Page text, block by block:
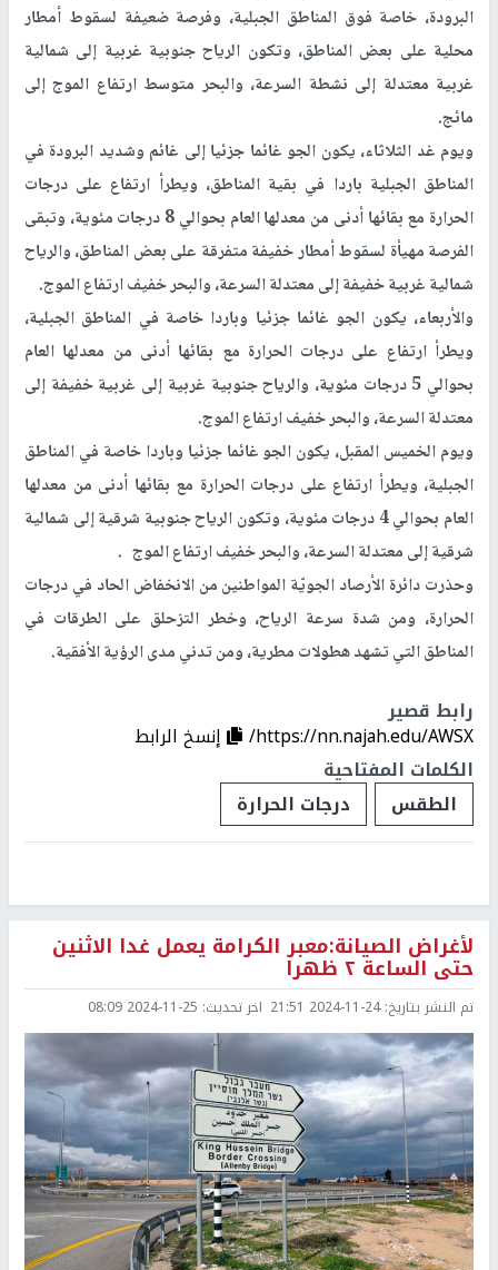
البرودة، خاصة فوق المناطق الجبلية، وفرصة ضعيفة لسقوط أمطار
محلية على بعض المناطق، وتكون الرياح جنوبية غربية إلى شمالية
غربية معتدلة إلى نشطة السرعة، والبحر متوسط ارتفاع الموج إلى
مائج.
ويوم غد الثلاثاء، يكون الجو غائما جزئيا إلى غائم وشديد البرودة في
المناطق الجبلية باردا في بقية المناطق، ويطرأ ارتفاع على درجات
الحرارة مع بقائها أدنى من معدلها العام بحوالي 8 درجات مئوية، وتبقى
الفرصة مهيأة لسقوط أمطار خفيفة متفرقة على بعض المناطق، والرياح
شمالية غربية خفيفة إلى معتدلة السرعة، والبحر خفيف ارتفاع الموج.
والأربعاء، يكون الجو غائما جزئيا وباردا خاصة في المناطق الجبلية،
ويطرأ ارتفاع على درجات الحرارة مع بقائها أدنى من معدلها العام
بحوالي 5 درجات مئوية، والرياح جنوبية غربية إلى غربية خفيفة إلى
معتدلة السرعة، والبحر خفيف ارتفاع الموج.
ويوم الخميس المقبل، يكون الجو غائما جزئيا وباردا خاصة في المناطق
الجبلية، ويطرأ ارتفاع على درجات الحرارة مع بقائها أدنى من معدلها
العام بحوالي 4 درجات مئوية، وتكون الرياح جنوبية شرقية إلى شمالية
شرقية إلى معتدلة السرعة، والبحر خفيف ارتفاع الموج .
وحذرت دائرة الأرصاد الجويّة المواطنين من الانخفاض الحاد في درجات
الحرارة، ومن شدة سرعة الرياح، وخطر التزحلق على الطرقات في
المناطق التي تشهد هطولات مطرية، ومن تدني مدى الرؤية الأفقية.
رابط قصير
https://nn.najah.edu/AWSX/
إنسخ الرابط
الكلمات المفتاحية
الطقس
درجات الحرارة
لأغراض الصيانة:معبر الكرامة يعمل غدا الاثنين
حتى الساعة ٢ ظهرا
تم النشر بتاريخ:2024-11-24 21:51 اخر تحديث: 2024-11-25 08:09